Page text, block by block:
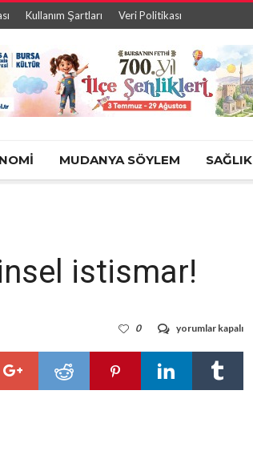
Kullanım Şartları Veri Politikası
MUDANYA SÖYLEM SAĞLIK
istismar!
Bursa’da
çocuğuna
istismar!
için
yorumlar kapalı
0